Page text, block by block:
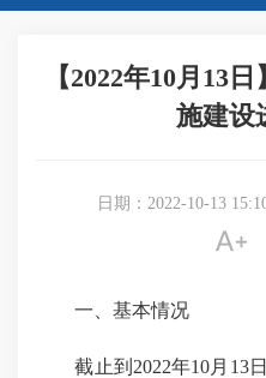
【2022年10月13
施建设
日期：2022-10-13

一、基本情况
截止到2022年10月13日